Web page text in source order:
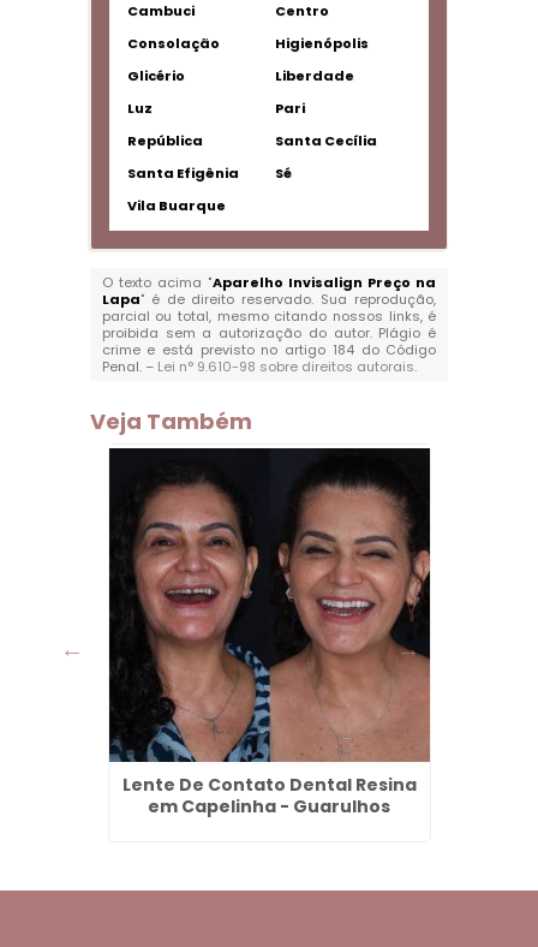
Cambuci
Centro
Consolação
Higienópolis
Glicério
Liberdade
Luz
Pari
República
Santa Cecília
Santa Efigênia
Sé
Vila Buarque
O texto acima "Aparelho Invisalign Preço na
Lapa" é de direito reservado. Sua reprodução,
parcial ou total, mesmo citando nossos links, é
proibida sem a autorização do autor. Plágio é
crime e está previsto no artigo 184 do Código
Penal. – Lei n° 9.610-98 sobre direitos autorais.
Veja Também
Lente De Contato Dental Resina
em Capelinha - Guarulhos